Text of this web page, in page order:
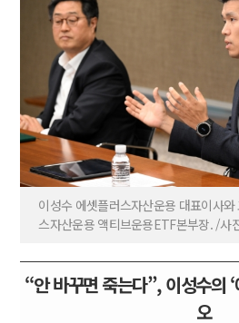
이성수 에셋플러스자산운용 대표이사
스자산운용 액티브운용ETF본부장. /사
“안 바꾸면 죽는다”, 이성수의
오